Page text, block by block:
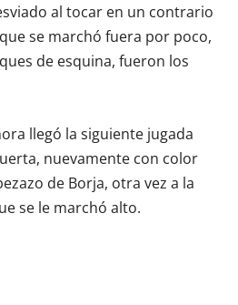
al tocar en un contrario
se marchó fuera por poco,
de esquina, fueron los
llegó la siguiente jugada
nuevamente con color
de Borja, otra vez a la
se le marchó alto.